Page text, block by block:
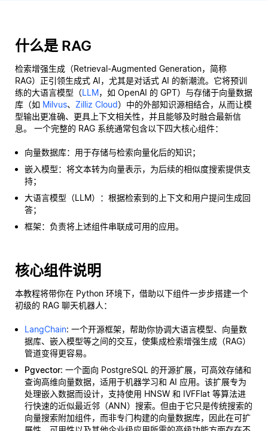
什么是 RAG
检索增强生成（Retrieval-Augmented Generation，简称
RAG）正引领生成式 AI，尤其是对话式 AI 的新潮流。它将预训
练的大语言模型（LLM，如 OpenAI 的 GPT）与存储于向量数据
库（如 Milvus、 Zilliz Cloud）中的外部知识源相结合，从而让模
型输出更准确、更具上下文相关性，并且能够及时融合最新信
息。 一个完整的 RAG 系统通常包含以下四大核心组件：
向量数据库：用于存储与检索向量化后的知识；
嵌入模型：将文本转为向量表示，为后续的相似度搜索提供支
持；
大语言模型（LLM）：根据检索到的上下文和用户提问生成回
答；
框架：负责将上述组件串联成可用的应用。
核心组件说明
本教程将带你在 Python 环境下，借助以下组件一步步搭建一个
初级的 RAG 聊天机器人：
LangChain: 一个开源框架，帮助你协调大语言模型、向量数
据库、嵌入模型等之间的交互，使集成检索增强生成（RAG）
管道变得更容易。
Pgvector: 一个面向 PostgreSQL 的开源扩展，可高效存储和
查询高维向量数据，适用于机器学习和 AI 应用。该扩展专为
处理嵌入数据而设计，支持使用 HNSW 和 IVFFlat 等算法进
行快速的近似最近邻（ANN）搜索。但由于它只是传统搜索的
向量搜索附加组件，而非专门构建的向量数据库，因此在可扩